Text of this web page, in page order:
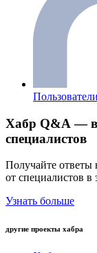
Пользователи
Хабр Q&A —
специалистов
Получайте ответы
от специалистов в
Узнать больше
другие проекты хабра